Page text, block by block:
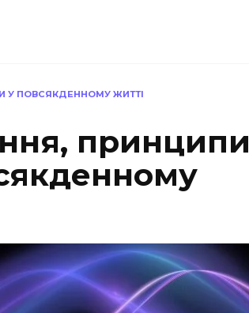
У ПОВСЯКДЕННОМУ ЖИТТІ
принципи